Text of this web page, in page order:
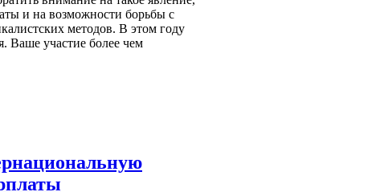
и на возможности борьбы с
методов. В этом году
Ваше участие более чем